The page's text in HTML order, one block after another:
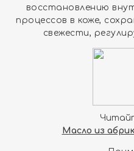
восстановлению
процессов в коже,
свежести,
Масло из